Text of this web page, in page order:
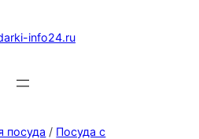
посуда / Посуда с